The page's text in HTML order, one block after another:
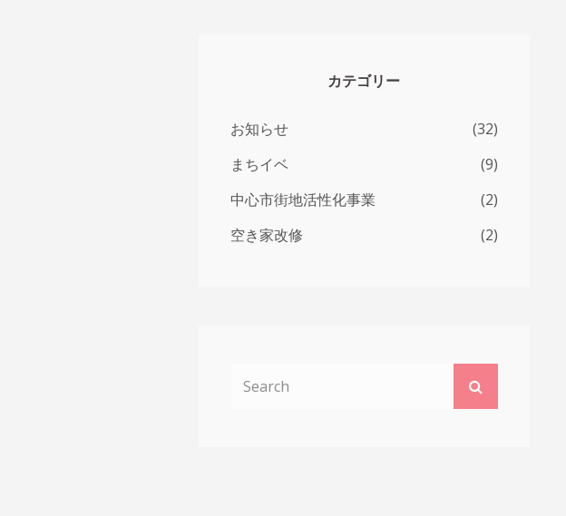
カテゴリー
お知らせ
(32)
まちイベ
(9)
中心市街地活性化事業
(2)
空き家改修
(2)
Search